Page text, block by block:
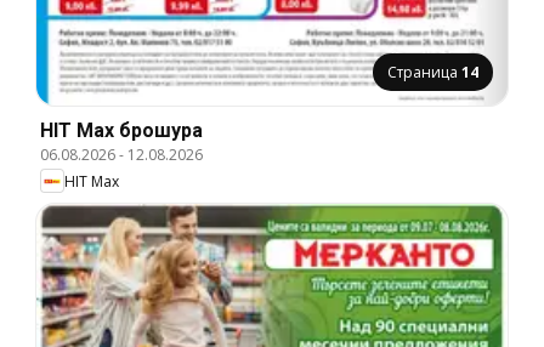
Страница 14
HIT Max брошура
06.08.2026- 12.08.2026
HIT Max